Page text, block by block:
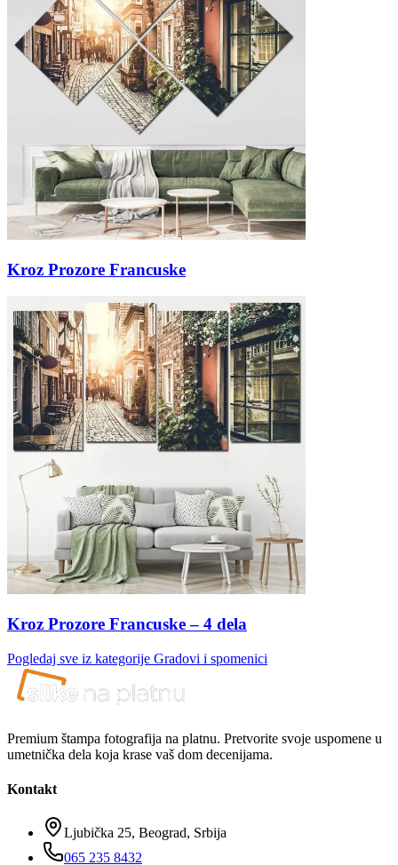
Kroz Prozore Francuske
Kroz Prozore Francuske – 4 dela
Pogledaj sve iz kategorije Gradovi i spomenici
Premium štampa fotografija na platnu. Pretvorite svoje uspomene u
umetnička dela koja krase vaš dom decenijama.
Kontakt
Ljubička 25, Beograd, Srbija
065 235 8432